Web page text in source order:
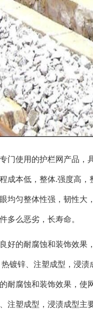
门使用的护栏网产品
成本低，整体.强度高
均匀整体性强，韧性
多么恶劣，长寿命。
好的耐腐蚀和装饰效
镀锌、注塑成型，浸
耐腐蚀和装饰效果，
注塑成型，浸渍成型主